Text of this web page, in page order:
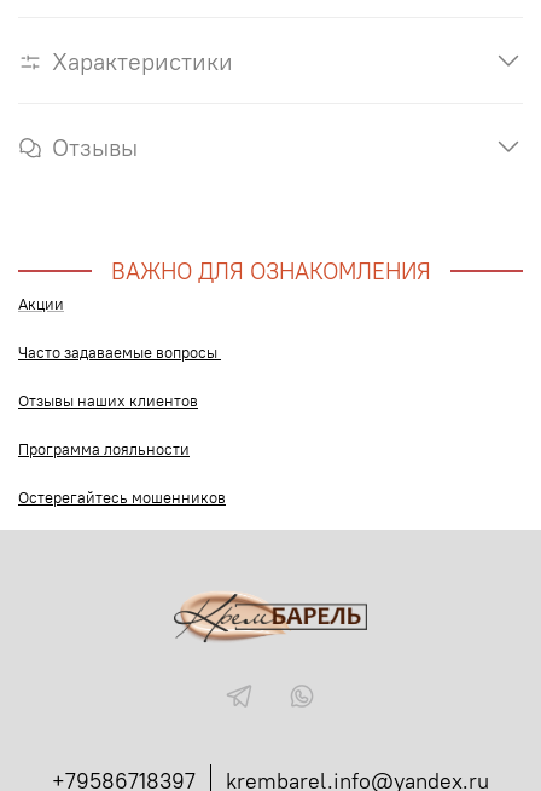
Характеристики
Отзывы
ВАЖНО ДЛЯ ОЗНАКОМЛЕНИЯ
Акции
Часто задаваемые вопросы
Отзывы наших клиентов
Программа лояльности
Остерегайтесь мошенников
+79586718397 krembarel.info@yandex.ru